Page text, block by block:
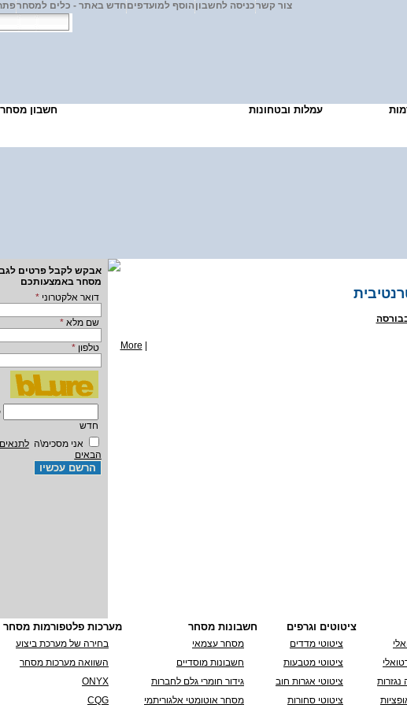
צור קשרכניסה לחשבון הוסף למועדפיםחדש באתר - כלים למסחר
עמלות ובטחונות חשבון מסחר
More
אבקש לקבל פרטים
מסחר באמצעותכם
דואר אלקטרוני*
שם מלא*
טלפון*
חדש
אני מסכימ\הלתנאים
הבאים
ציטוטים וגרפים
ציטוטי מדדים
ציטוטי מטבעות
ציטוטי אגרות חוב
ציטוטי סחורות
חשבונות מסחר
מסחר עצמאי
חשבונות מוסדיים
גידור חומרי גלם לחברות
מסחר אוטומטי אלגוריתמי
מערכות פלטפורמות מסחר
בחירה של מערכת ביצוע
השוואה מערכות מסחר
ONYX
CQG